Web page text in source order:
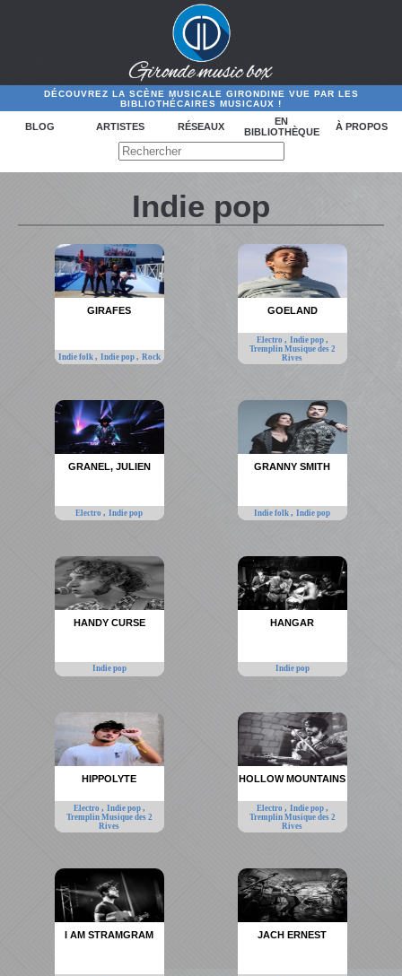
DÉCOUVREZ LA SCÈNE MUSICALE GIRONDINE VUE PAR LES
BIBLIOTHÉCAIRES MUSICAUX !
BLOG ARTISTES RÉSEAUX
EN
BIBLIOTHÈQUE
À PROPOS
Indie pop
GIRAFES
Indie folk , Indie pop , Rock
GOELAND
Electro , Indie pop ,
Tremplin Musique des 2
Rives
GRANEL, JULIEN
Electro,Indie pop
GRANNY SMITH
Indie folk,Indie pop
HANDY CURSE
Indie pop
HANGAR
Indie pop
HIPPOLYTE
Electro , Indie pop ,
Tremplin Musique des 2
Rives
HOLLOW MOUNTAINS
Electro , Indie pop ,
Tremplin Musique des 2
Rives
I AM STRAMGRAM JACH ERNEST